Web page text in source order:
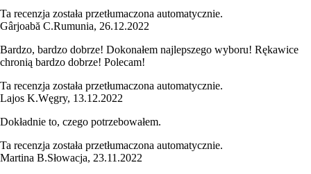
Ta recenzja została przetłumaczona automatycznie.
Gârjoabă C.Rumunia, 26.12.2022
Bardzo, bardzo dobrze! Dokonałem najlepszego wyboru! Rękawice
chronią bardzo dobrze! Polecam!
Ta recenzja została przetłumaczona automatycznie.
Lajos K.Węgry, 13.12.2022
Dokładnie to, czego potrzebowałem.
Ta recenzja została przetłumaczona automatycznie.
Martina B.Słowacja, 23.11.2022